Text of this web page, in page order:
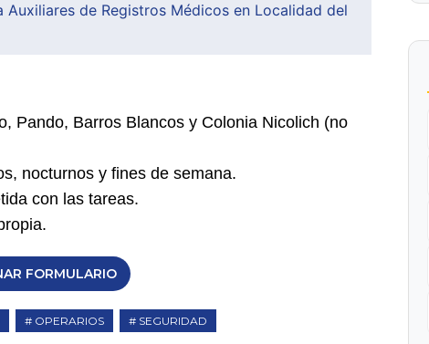
Auxiliares de Registros Médicos en Localidad del
Pando, Barros Blancos y Colonia Nicolich (no
nocturnos y fines de semana.
con las tareas.
FORMULARIO
OPERARIOS SEGURIDAD